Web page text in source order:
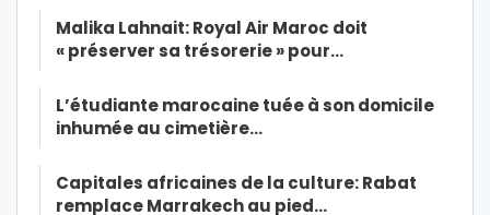
Malika Lahnait: Royal Air Maroc doit
« préserver sa trésorerie » pour…
L’étudiante marocaine tuée à son domicile
inhumée au cimetière…
Capitales africaines de la culture: Rabat
remplace Marrakech au pied…